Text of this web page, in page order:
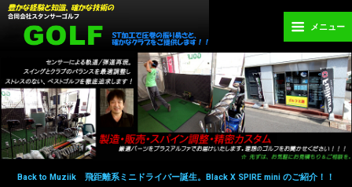
メニュー
Back to Muziik 飛距離系ミニドライバー誕生。Black X SPIRE mini のご紹介！！